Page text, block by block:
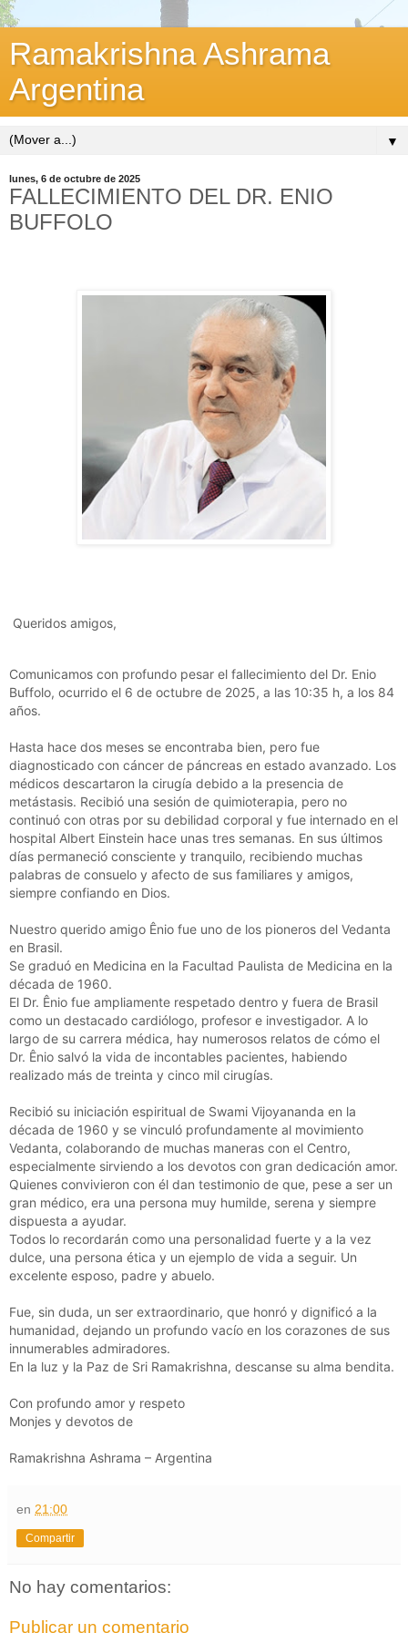
Ramakrishna Ashrama
Argentina
▼
lunes, 6 de octubre de 2025
FALLECIMIENTO DEL DR. ENIO
BUFFOLO
Queridos amigos,
Comunicamos con profundo pesar el fallecimiento del Dr. Enio
Buffolo, ocurrido el 6 de octubre de 2025, a las 10:35 h, a los 84
años.
Hasta hace dos meses se encontraba bien, pero fue
diagnosticado con cáncer de páncreas en estado avanzado. Los
médicos descartaron la cirugía debido a la presencia de
metástasis. Recibió una sesión de quimioterapia, pero no
continuó con otras por su debilidad corporal y fue internado en el
hospital Albert Einstein hace unas tres semanas. En sus últimos
días permaneció consciente y tranquilo, recibiendo muchas
palabras de consuelo y afecto de sus familiares y amigos,
siempre confiando en Dios.
Nuestro querido amigo Ênio fue uno de los pioneros del Vedanta
en Brasil.
Se graduó en Medicina en la Facultad Paulista de Medicina en la
década de 1960.
El Dr. Ênio fue ampliamente respetado dentro y fuera de Brasil
como un destacado cardiólogo, profesor e investigador. A lo
largo de su carrera médica, hay numerosos relatos de cómo el
Dr. Ênio salvó la vida de incontables pacientes, habiendo
realizado más de treinta y cinco mil cirugías.
Recibió su iniciación espiritual de Swami Vijoyananda en la
década de 1960 y se vinculó profundamente al movimiento
Vedanta, colaborando de muchas maneras con el Centro,
especialmente sirviendo a los devotos con gran dedicación amor.
Quienes convivieron con él dan testimonio de que, pese a ser un
gran médico, era una persona muy humilde, serena y siempre
dispuesta a ayudar.
Todos lo recordarán como una personalidad fuerte y a la vez
dulce, una persona ética y un ejemplo de vida a seguir. Un
excelente esposo, padre y abuelo.
Fue, sin duda, un ser extraordinario, que honró y dignificó a la
humanidad, dejando un profundo vacío en los corazones de sus
innumerables admiradores.
En la luz y la Paz de Sri Ramakrishna, descanse su alma bendita.
Con profundo amor y respeto
Monjes y devotos de
Ramakrishna Ashrama – Argentina
en 21:00
Compartir
No hay comentarios:
Publicar un comentario